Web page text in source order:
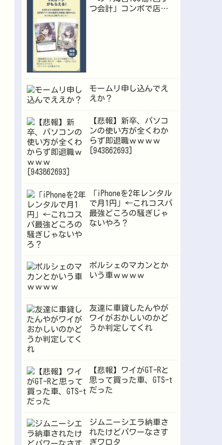
つ会計」コンボで店員
モームリ申し込んでえ
えか？
【悲報】新卒、パソコ
ンの使い方が全くわか
らず即退職ｗｗｗｗ
[943862693]
「iPhoneを2年レンタル
で月1円」←これコスパ
最強どころの騒ぎじゃ
ないやろ？
ポルシェのマカンとか
いう車ｗｗｗｗ
友達に車貸したんやが
ワイがおかしいのかど
うか判定してくれ
【悲報】ワイがGT-Rと
思って買った車、GTS-t
だった
ジムニーシエラ納車さ
れたけどパワーなさす
ぎワロタ